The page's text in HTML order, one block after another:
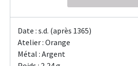
Date : s.d. (après 1365)
Atelier : Orange
Métal : Argent